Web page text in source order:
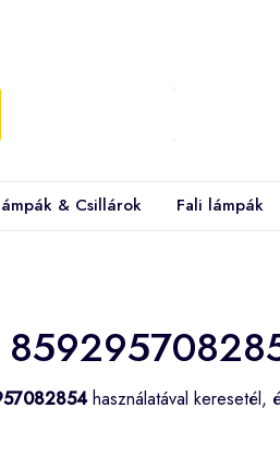
& Csillárok Fali lámpák
használatával keresetél,